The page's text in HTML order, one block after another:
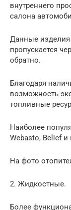
внутреннего
салона
Данные изделия
пропускается
обратно.
Благодаря
возможность
топливные
Наиболее
Webasto, Belief и
На фото
2. Жидкостные.
Более